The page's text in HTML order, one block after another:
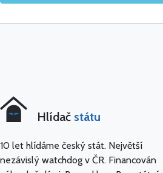
Hlídač státu
10 let hlídáme český stát. Největší
nezávislý watchdog v ČR. Financován